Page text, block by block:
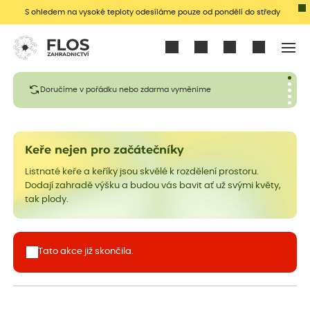
S ohledem na vysoké teploty odesíláme pouze od pondělí do středy
Doručíme v pořádku nebo zdarma vyměníme
Keře nejen pro začátečníky
Listnaté keře a keříky jsou skvělé k rozdělení prostoru.
Dodají zahradě výšku a budou vás bavit ať už svými květy,
tak plody.
Tato akce již skončila.